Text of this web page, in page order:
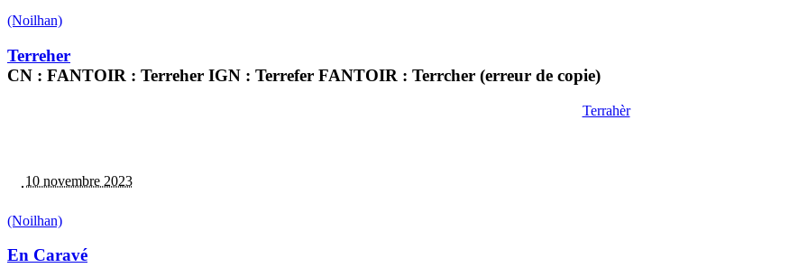
(Noilhan)
Terreher
CN : FANTOIR : Terreher IGN : Terrefer FANTOIR : Terrcher (erreur de copie)
Terrahèr
10 novembre 2023
(Noilhan)
En Caravé